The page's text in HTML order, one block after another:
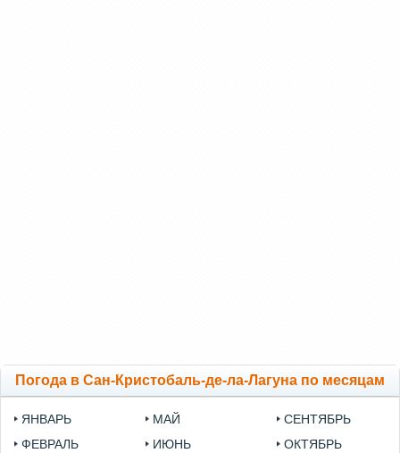
Погода в Сан-Кристобаль-де-ла-Лагуна по месяцам
ЯНВАРЬ
ФЕВРАЛЬ
МАЙ
ИЮНЬ
СЕНТЯБРЬ
ОКТЯБРЬ